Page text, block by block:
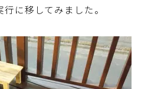
に移してみました。